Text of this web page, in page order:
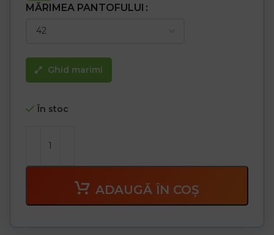
MĂRIMEA PANTOFULUI
Ghid marimi
În stoc
ADAUGĂ ÎN COȘ